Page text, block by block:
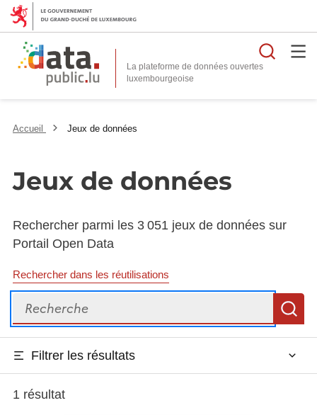
La plateforme de données ouvertes
Accueil Jeux de données
Jeux de données
Rechercher parmi les 3 051 jeux de données sur
Portail Open Data
Rechercher dans les réutilisations
Recherche
Filtrer les résultats
1 résultat